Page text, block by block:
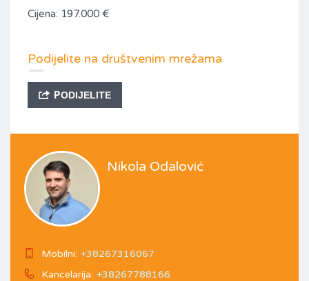
Cijena: 197.000 €
Podijelite na društvenim mrežama
PODIJELITE
Nikola Odalović
Mobilni: +38267316067
Kancelarija: +38267788166